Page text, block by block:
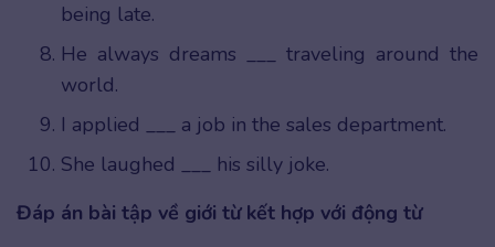
being late.
He always dreams ___ traveling around the
world.
I applied ___ a job in the sales department.
She laughed ___ his silly joke.
Đáp án bài tập về giới từ kết hợp với động từ